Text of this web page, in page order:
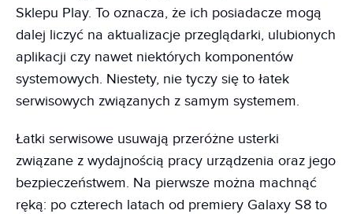
Sklepu Play. To oznacza, że ich posiadacze mogą
dalej liczyć na aktualizacje przeglądarki, ulubionych
aplikacji czy nawet niektórych komponentów
systemowych. Niestety, nie tyczy się to łatek
serwisowych związanych z samym systemem.
Łatki serwisowe usuwają przeróżne usterki
związane z wydajnością pracy urządzenia oraz jego
bezpieczeństwem. Na pierwsze można machnąć
ręką: po czterech latach od premiery Galaxy S8 to